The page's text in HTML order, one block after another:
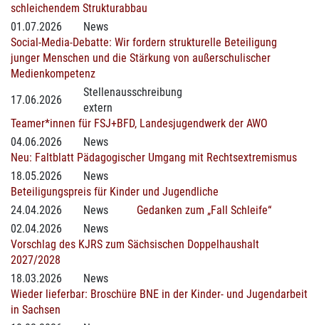
schleichendem Strukturabbau
01.07.2026
News
Social-Media-Debatte: Wir fordern strukturelle Beteiligung
junger Menschen und die Stärkung von außerschulischer
Medienkompetenz
17.06.2026
Stellenausschreibung
extern
Teamer*innen für FSJ+BFD, Landesjugendwerk der AWO
04.06.2026
News
Neu: Faltblatt Pädagogischer Umgang mit Rechtsextremismus
18.05.2026
News
Beteiligungspreis für Kinder und Jugendliche
24.04.2026
News
Gedanken zum „Fall Schleife“
02.04.2026
News
Vorschlag des KJRS zum Sächsischen Doppelhaushalt
2027/2028
18.03.2026
News
Wieder lieferbar: Broschüre BNE in der Kinder- und Jugendarbeit
in Sachsen